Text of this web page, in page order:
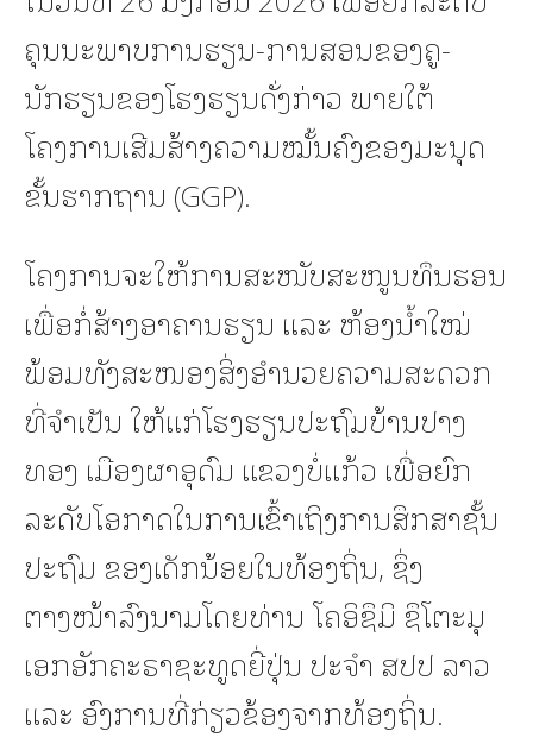
ຄຸນນະພາບການຮຽນ-ການສອນຂອງຄູ-
ນັກຮຽນຂອງໂຮງຮຽນດັ່ງກ່າວ ພາຍໃຕ້
ໂຄງການເສີມສ້າງຄວາມໝັ້ນຄົງຂອງມະນຸດ
ຂັ້ນຮາກຖານ (GGP).
ໂຄງການຈະໃຫ້ການສະໜັບສະໜູນທຶນຮອນ
ເພື່ອກໍ່ສ້າງອາຄານຮຽນ ແລະ ຫ້ອງນໍ້າໃໝ່
ພ້ອມທັງສະໜອງສິ່ງອຳນວຍຄວາມສະດວກ
ທີ່ຈຳເປັນ ໃຫ້ແກ່ໂຮງຮຽນປະຖົມບ້ານປາງ
ທອງ ເມືອງຜາອຸດົມ ແຂວງບໍ່ແກ້ວ ເພື່ອຍົກ
ລະດັບໂອກາດໃນການເຂົ້າເຖິງການສຶກສາຊັ້ນ
ປະຖົມ ຂອງເດັກນ້ອຍໃນທ້ອງຖິ່ນ, ຊຶ່ງ
ຕາງໜ້າລົງນາມໂດຍທ່ານ ໂຄອິຊຶມິ ຊຶໂຕະມຸ
ເອກອັກຄະຣາຊະທູດຍີ່ປຸ່ນ ປະຈໍາ ສປປ ລາວ
ແລະ ອົງການທີ່ກ່ຽວຂ້ອງຈາກທ້ອງຖິ່ນ.